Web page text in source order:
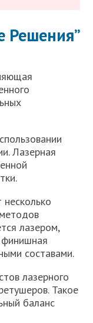
Решения”
Лазерная
лазером,
составами.
лазерного
Такое
баланс